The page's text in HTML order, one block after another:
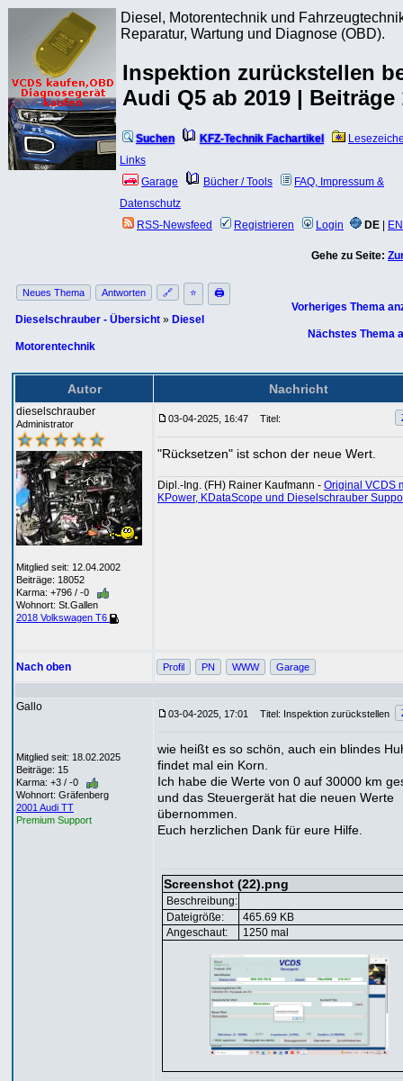
Diesel, Motorentechnik und
Reparatur, Wartung und Diagnose (OBD).
Inspektion zurückstellen
Audi Q5 ab 2019 | Beiträge
Suchen KFZ-Technik Fachartikel
Links
Garage
Bücher / Tools
FAQ, Impressum &
Datenschutz
RSS-Newsfeed
Registrieren Login DE EN
Gehe zu Seite:
Neues Thema Antworten 🔗 ⭐ 🖨
Dieselschrauber - Übersicht » Diesel
Motorentechnik
Vorheriges Thema
Nächstes Thema
Autor Nachricht
dieselschrauber
Administrator
Mitglied seit: 12.04.2002
Beiträge: 18052
Karma: +796 / -0
Wohnort: St.Gallen
2018 Volkswagen T6
03-04-2025, 16:47 Titel:
"Rücksetzen" ist schon der neue Wert.
Dipl.-Ing. (FH) Rainer Kaufmann - Original VCDS
KPower, KDataScope und Dieselschrauber
Nach oben Profil PN WWW Garage
Gallo
Mitglied seit: 18.02.2025
Beiträge: 15
Karma: +3 / -0
Wohnort: Gräfenberg
2001 Audi TT
Premium Support
03-04-2025, 17:01 Titel: Inspektion zurückstellen
wie heißt es so schön, auch ein blindes
findet mal ein Korn.
Ich habe die Werte von 0 auf 30000 km
und das Steuergerät hat die neuen Werte
übernommen.
Euch herzlichen Dank für eure Hilfe.
Screenshot (22).png
Beschreibung:
Dateigröße:
465.69 KB
Angeschaut:
1250 mal